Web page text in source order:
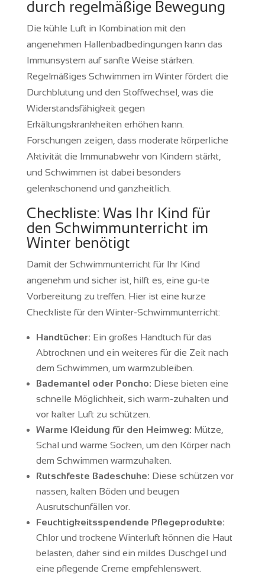
durch regelmäßige Bewegung
Die kühle Luft in Kombination mit den
angenehmen Hallenbadbedingungen kann das
Immunsystem auf sanfte Weise stärken.
Regelmäßiges Schwimmen im Winter fördert die
Durchblutung und den Stoffwechsel, was die
Widerstandsfähigkeit gegen
Erkältungskrankheiten erhöhen kann.
Forschungen zeigen, dass moderate körperliche
Aktivität die Immunabwehr von Kindern stärkt,
und Schwimmen ist dabei besonders
gelenkschonend und ganzheitlich.
Checkliste: Was Ihr Kind für
den Schwimmunterricht im
Winter benötigt
Damit der Schwimmunterricht für Ihr Kind
angenehm und sicher ist, hilft es, eine gu-te
Vorbereitung zu treffen. Hier ist eine kurze
Checkliste für den Winter-Schwimmunterricht:
Handtücher: Ein großes Handtuch für das
Abtrocknen und ein weiteres für die Zeit nach
dem Schwimmen, um warmzubleiben.
Bademantel oder Poncho: Diese bieten eine
schnelle Möglichkeit, sich warm-zuhalten und
vor kalter Luft zu schützen.
Warme Kleidung für den Heimweg: Mütze,
Schal und warme Socken, um den Körper nach
dem Schwimmen warmzuhalten.
Rutschfeste Badeschuhe: Diese schützen vor
nassen, kalten Böden und beugen
Ausrutschunfällen vor.
Feuchtigkeitsspendende Pflegeprodukte:
Chlor und trockene Winterluft können die Haut
belasten, daher sind ein mildes Duschgel und
eine pflegende Creme empfehlenswert.